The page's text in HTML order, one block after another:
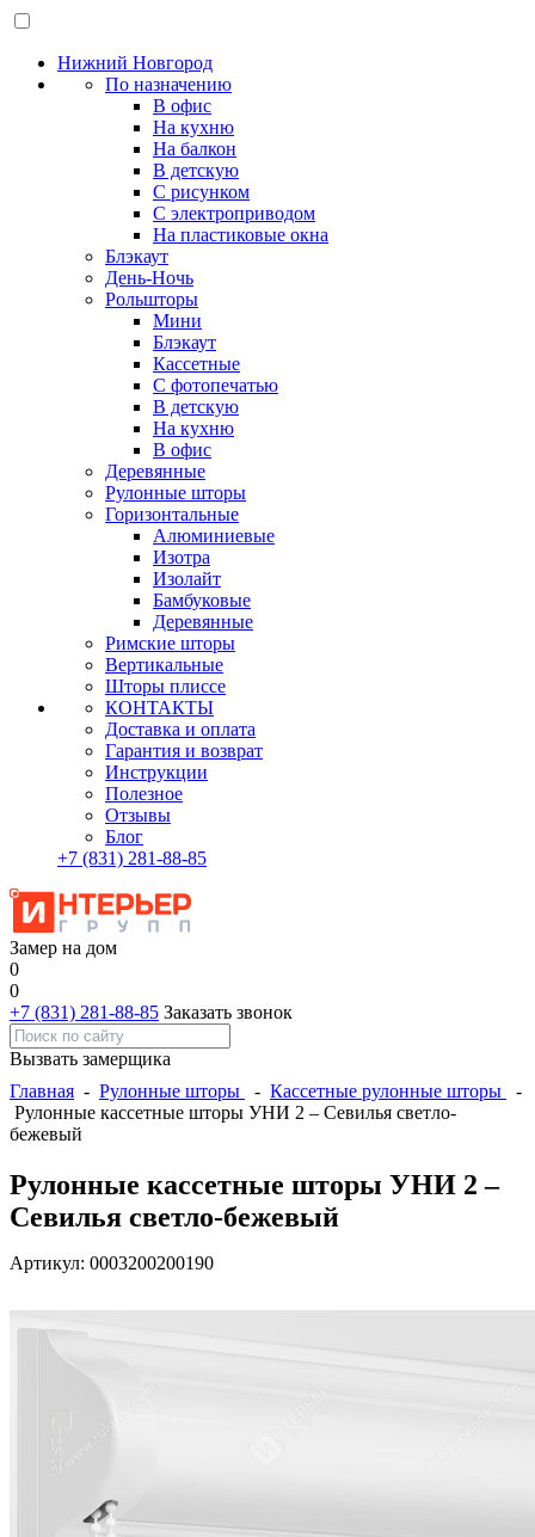
Нижний Новгород
По назначению
В офис
На кухню
На балкон
В детскую
С рисунком
С электроприводом
На пластиковые окна
Блэкаут
День-Ночь
Рольшторы
Мини
Блэкаут
Кассетные
С фотопечатью
В детскую
На кухню
В офис
Деревянные
Рулонные шторы
Горизонтальные
Алюминиевые
Изотра
Изолайт
Бамбуковые
Деревянные
Римские шторы
Вертикальные
Шторы плиссе
КОНТАКТЫ
Доставка и оплата
Гарантия и возврат
Инструкции
Полезное
Отзывы
Блог
+7 (831) 281-88-85
Замер на дом
0
0
+7 (831) 281-88-85 Заказать звонок
Вызвать замерщика
Главная - Рулонные шторы - Кассетные рулонные шторы
-
Рулонные кассетные шторы УНИ 2 – Севилья светло-
бежевый
Рулонные кассетные шторы УНИ 2 –
Севилья светло-бежевый
Артикул: 0003200200190